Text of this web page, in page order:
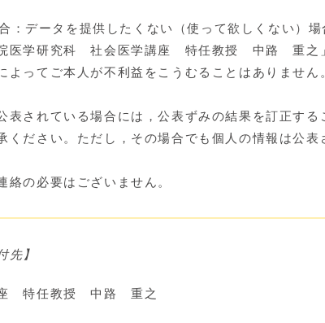
：データを提供したくない（使って欲しくない）場
院医学研究科 社会医学講座 特任教授 中路 重之
ってご本人が不利益をこうむることはありません
表されている場合には，公表ずみの結果を訂正する
ください。ただし，その場合でも個人の情報は公表
の必要はございません。
先】
座 特任教授 中路 重之